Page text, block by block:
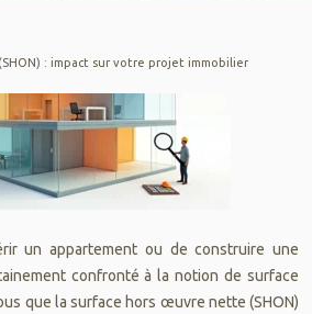
: impact sur votre projet immobilier
un appartement ou de construire une
confronté à la notion de surface
que la surface hors œuvre nette (SHON)